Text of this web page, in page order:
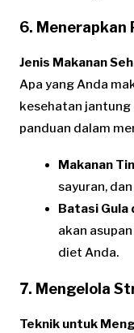
6. Menerapkan
Jenis Makanan
Apa yang Anda
kesehatan jantung
panduan dalam
Makanan
sayuran,
Batasi Gula
akan
diet Anda.
7. Mengelola
Teknik untuk